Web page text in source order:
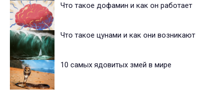
Что такое дофамин и как он работает
Что такое цунами и как они возникают
10 самых ядовитых змей в мире